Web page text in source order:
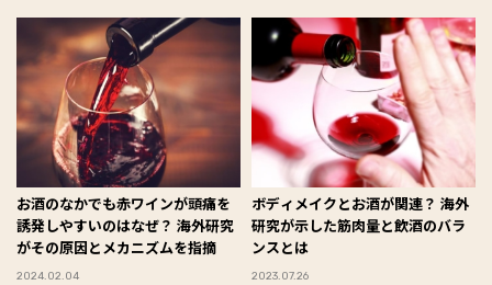
お酒のなかでも赤ワインが頭痛を
誘発しやすいのはなぜ？ 海外研究
がその原因とメカニズムを指摘
2024.02.04
ボディメイクとお酒が関連？ 海外
研究が示した筋肉量と飲酒のバラ
ンスとは
2023.07.26